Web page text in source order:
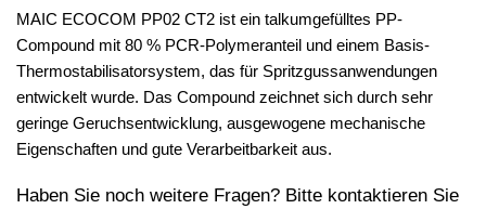
MAIC ECOCOM PP02 CT2 ist ein talkumgefülltes PP-
Compound mit 80 % PCR-Polymeranteil und einem Basis-
Thermostabilisatorsystem, das für Spritzgussanwendungen
entwickelt wurde. Das Compound zeichnet sich durch sehr
geringe Geruchsentwicklung, ausgewogene mechanische
Eigenschaften und gute Verarbeitbarkeit aus.
Haben Sie noch weitere Fragen? Bitte kontaktieren Sie